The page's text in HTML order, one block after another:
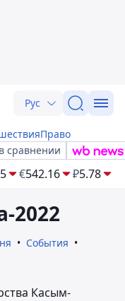
Рус
Право
сравнении
€542.16 ₽5.78
2022
События
Касым-